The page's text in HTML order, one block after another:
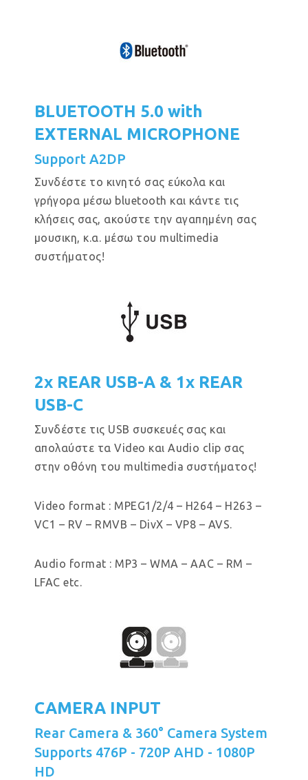
BLUETOOTH 5.0 with
EXTERNAL MICROPHONE
Support A2DP
Συνδέστε το κινητό σας εύκολα και
γρήγορα μέσω bluetooth και κάντε τις
κλήσεις σας, ακούστε την αγαπημένη σας
μουσικη, κ.α. μέσω του multimedia
συστήματος!
2x REAR USB-A & 1x REAR
USB-C
Συνδέστε τις USB συσκευές σας και
απολαύστε τα Video και Audio clip σας
στην οθόνη του multimedia συστήματος!
Video format : MPEG1/2/4 – H264 – H263 –
VC1 – RV – RMVB – DivX – VP8 – AVS.
Audio format : MP3 – WMA – AAC – RM –
LFAC etc.
CAMERA INPUT
Rear Camera & 360° Camera System
Supports 476P - 720P AHD - 1080P
HD